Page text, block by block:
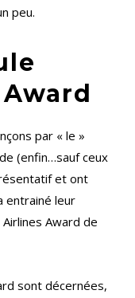
peu.
par « le »
(enfin…sauf ceux
et ont
entrainé leur
Award de
sont décernées,